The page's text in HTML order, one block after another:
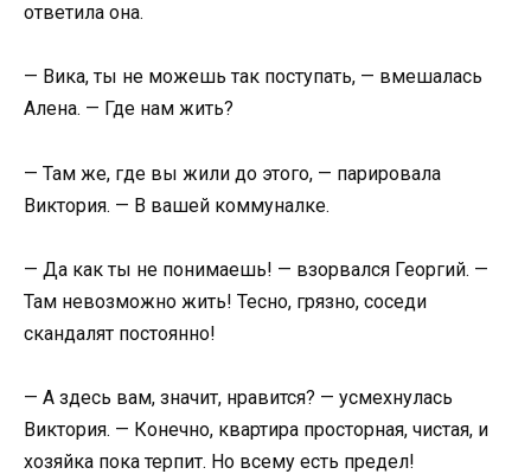
ответила она.
— Вика, ты не можешь так поступать, — вмешалась
Алена. — Где нам жить?
— Там же, где вы жили до этого, — парировала
Виктория. — В вашей коммуналке.
— Да как ты не понимаешь! — взорвался Георгий. —
Там невозможно жить! Тесно, грязно, соседи
скандалят постоянно!
— А здесь вам, значит, нравится? — усмехнулась
Виктория. — Конечно, квартира просторная, чистая, и
хозяйка пока терпит. Но всему есть предел!